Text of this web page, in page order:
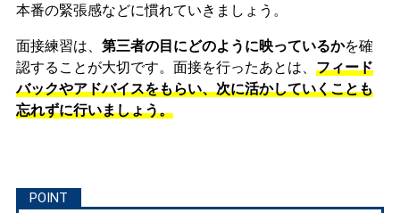
本番の緊張感などに慣れていきましょう。
面接練習は、 第三者の目にどのように映っているかを確
認することが大切です。面接を行ったあとは、 フィード
バックやアドバイスをもらい、次に活かしていくことも
忘れずに行いましょう。